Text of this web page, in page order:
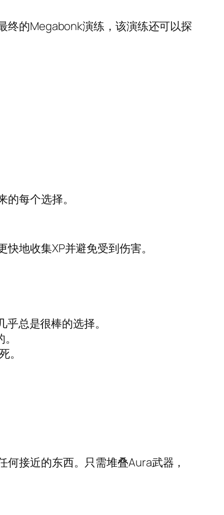
终的Megabonk演练，该演练还可以探
每个选择。
地收集XP并避免受到伤害。
总是很棒的选择。
。
接近的东西。只需堆叠Aura武器，